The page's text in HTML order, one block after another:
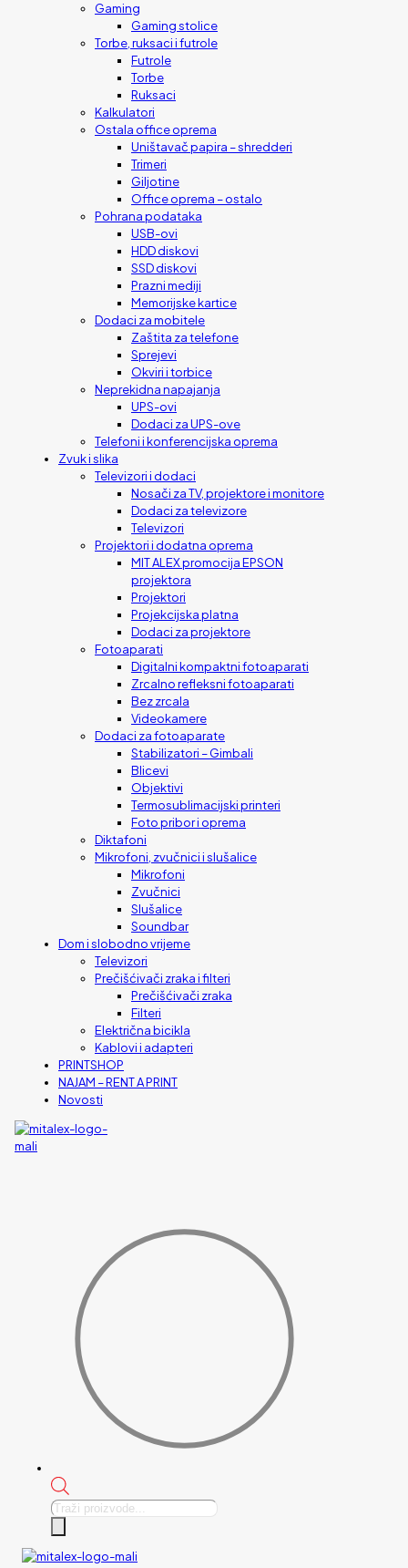
Gaming
Gaming stolice
Torbe, ruksaci i futrole
Futrole
Torbe
Ruksaci
Kalkulatori
Ostala office oprema
Uništavač papira – shredderi
Trimeri
Giljotine
Office oprema – ostalo
Pohrana podataka
USB-ovi
HDD diskovi
SSD diskovi
Prazni mediji
Memorijske kartice
Dodaci za mobitele
Zaštita za telefone
Sprejevi
Okviri i torbice
Neprekidna napajanja
UPS-ovi
Dodaci za UPS-ove
Telefoni i konferencijska oprema
Zvuk i slika
Televizori i dodaci
Nosači za TV, projektore i monitore
Dodaci za televizore
Televizori
Projektori i dodatna oprema
MIT ALEX promocija EPSON
projektora
Projektori
Projekcijska platna
Dodaci za projektore
Fotoaparati
Digitalni kompaktni fotoaparati
Zrcalno refleksni fotoaparati
Bez zrcala
Videokamere
Dodaci za fotoaparate
Stabilizatori – Gimbali
Blicevi
Objektivi
Termosublimacijski printeri
Foto pribor i oprema
Diktafoni
Mikrofoni, zvučnici i slušalice
Mikrofoni
Zvučnici
Slušalice
Soundbar
Dom i slobodno vrijeme
Televizori
Prečišćivači zraka i filteri
Prečišćivači zraka
Filteri
Električna bicikla
Kablovi i adapteri
PRINTSHOP
NAJAM – RENT A PRINT
Novosti
Products